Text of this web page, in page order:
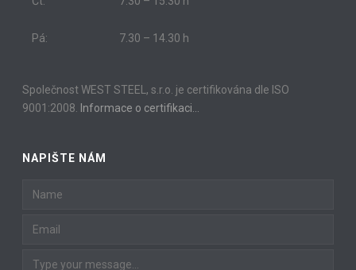
Pá: 7.30 – 14.30 h
Společnost WEST STEEL, s.r.o. je certifikována dle ISO
9001:2008.
Informace o certifikaci…
NAPIŠTE NÁM